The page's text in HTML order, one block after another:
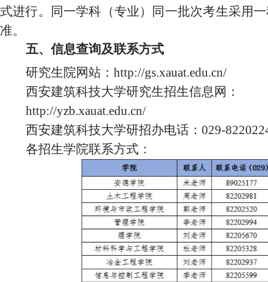
式进行。同一学科（专业）同一批次考生采用
准。
五、信息查询及联系方式
研究生院网站：http://gs.xauat.edu.cn/
西安建筑科技大学研究生招生信息网：
http://yzb.xauat.edu.cn/
西安建筑科技大学研招办电话：029-
各招生学院联系方式：